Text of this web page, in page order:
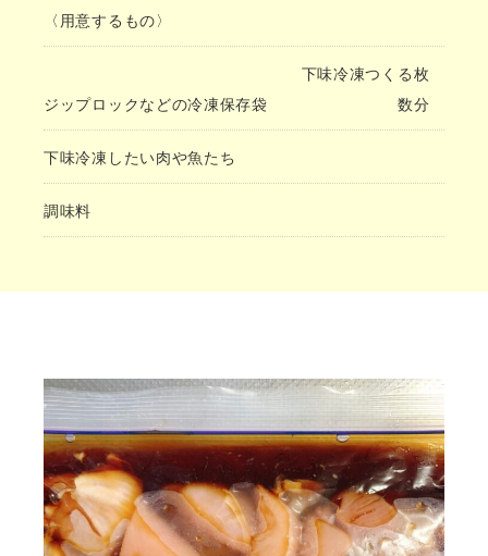
〈用意するもの〉
ジップロックなどの冷凍保存袋
下味冷凍つくる枚
数分
下味冷凍したい肉や魚たち
調味料